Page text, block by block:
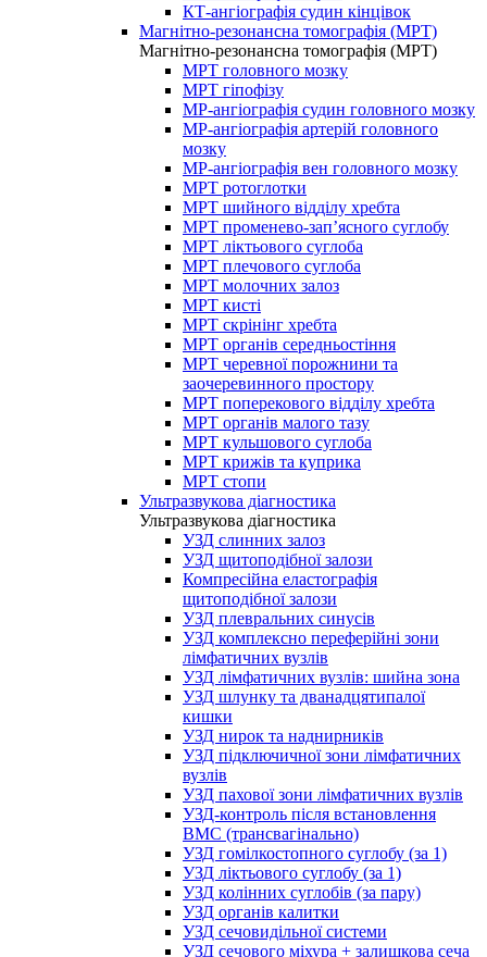
КТ-ангіографія судин кінцівок
Магнітно-резонансна томографія (МРТ)
Магнітно-резонансна томографія (МРТ)
МРТ головного мозку
МРТ гіпофізу
МР-ангіографія судин головного мозку
МР-ангіографія артерій головного
мозку
МР-ангіографія вен головного мозку
МРТ ротоглотки
МРТ шийного відділу хребта
МРТ променево-зап’ясного суглобу
МРТ ліктьового суглоба
МРТ плечового суглоба
МРТ молочних залоз
МРТ кисті
МРТ скрінінг хребта
МРТ органів середньостіння
МРТ черевної порожнини та
заочеревинного простору
МРТ поперекового відділу хребта
МРТ органів малого тазу
МРТ кульшового суглоба
МРТ крижів та куприка
МРТ стопи
Ультразвукова діагностика
Ультразвукова діагностика
УЗД слинних залоз
УЗД щитоподібної залози
Компресійна еластографія
щитоподібної залози
УЗД плевральних синусів
УЗД комплексно переферійні зони
лімфатичних вузлів
УЗД лімфатичних вузлів: шийна зона
УЗД шлунку та дванадцятипалої
кишки
УЗД нирок та наднирників
УЗД підключичної зони лімфатичних
вузлів
УЗД пахової зони лімфатичних вузлів
УЗД-контроль після встановлення
ВМС (трансвагінально)
УЗД гомілкостопного суглобу (за 1)
УЗД ліктьового суглобу (за 1)
УЗД колінних суглобів (за пару)
УЗД органів калитки
УЗД сечовидільної системи
УЗД сечового міхура + залишкова сеча